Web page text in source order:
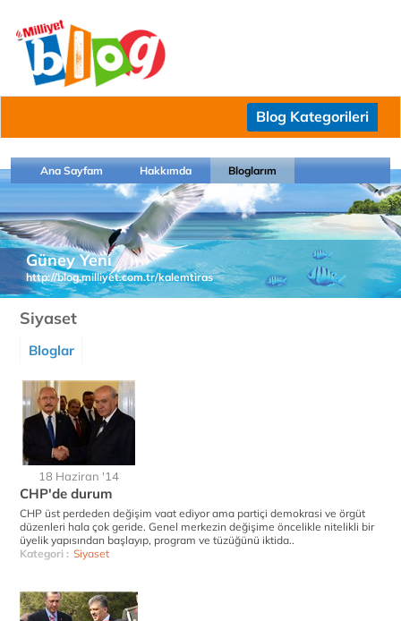
Blog Kategorileri
Ana Sayfam Hakkımda Bloglarım
Güney Yeni
http://blog.milliyet.com.tr/kalemtiras
Siyaset
Bloglar
18 Haziran '14
CHP'de durum
CHP üst perdeden değişim vaat ediyor ama partiçi demokrasi ve örgüt
düzenleri hala çok geride. Genel merkezin değişime öncelikle nitelikli bir
üyelik yapısından başlayıp, program ve tüzüğünü iktida..
Kategori : Siyaset